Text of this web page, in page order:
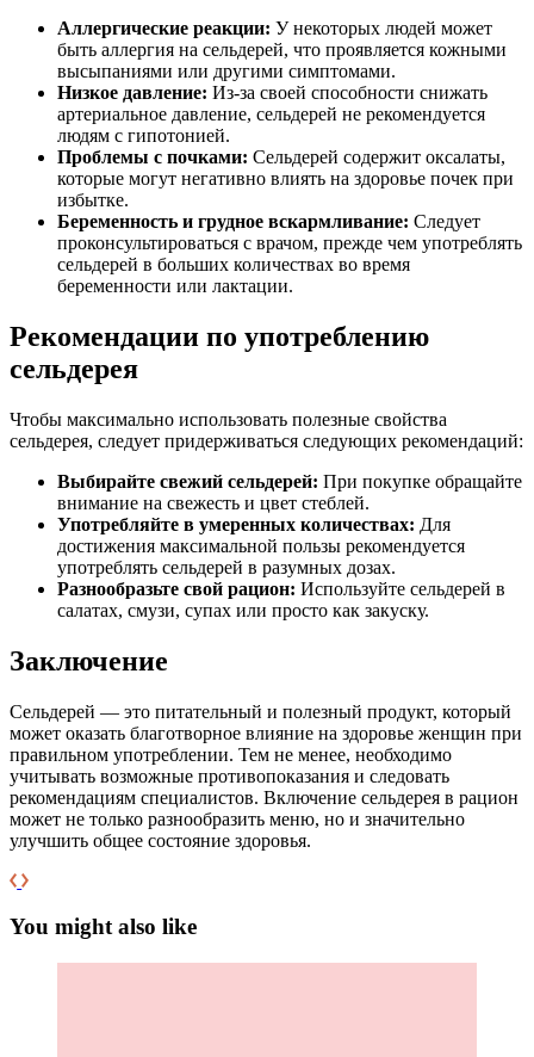
Аллергические реакции: У некоторых людей может
быть аллергия на сельдерей, что проявляется кожными
высыпаниями или другими симптомами.
Низкое давление: Из-за своей способности снижать
артериальное давление, сельдерей не рекомендуется
людям с гипотонией.
Проблемы с почками: Сельдерей содержит оксалаты,
которые могут негативно влиять на здоровье почек при
избытке.
Беременность и грудное вскармливание: Следует
проконсультироваться с врачом, прежде чем употреблять
сельдерей в больших количествах во время
беременности или лактации.
Рекомендации по употреблению
сельдерея
Чтобы максимально использовать полезные свойства
сельдерея, следует придерживаться следующих рекомендаций:
Выбирайте свежий сельдерей: При покупке обращайте
внимание на свежесть и цвет стеблей.
Употребляйте в умеренных количествах: Для
достижения максимальной пользы рекомендуется
употреблять сельдерей в разумных дозах.
Разнообразьте свой рацион: Используйте сельдерей в
салатах, смузи, супах или просто как закуску.
Заключение
Сельдерей — это питательный и полезный продукт, который
может оказать благотворное влияние на здоровье женщин при
правильном употреблении. Тем не менее, необходимо
учитывать возможные противопоказания и следовать
рекомендациям специалистов. Включение сельдерея в рацион
может не только разнообразить меню, но и значительно
улучшить общее состояние здоровья.
You might also like